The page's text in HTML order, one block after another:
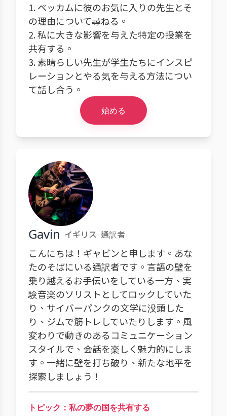
1. ベッカムに彼のお気に入りの先生とそ
の理由について尋ねる。
2. 私に大きな影響を与えた特定の授業を
共有する。
3. 素晴らしい先生が学生たちにインスピ
レーションとやる気を与える方法につい
て話し合う。
始める
Gavin イギリス 通訳者
こんにちは！ギャビンと申します。あな
たのそばにいる通訳者です。言語の壁を
乗り越えるお手伝いをしている一方、実
験音楽のソリストとしてロックしていた
り、サイバーパンクの文学に没頭した
り、ジムで筋トレしていたりします。風
変わりで動きのあるコミュニケーション
スタイルで、会話を楽しく魅力的にしま
す。一緒に壁を打ち破り、新たな地平を
探索しましょう！
トピック：私の夢の国を共有する